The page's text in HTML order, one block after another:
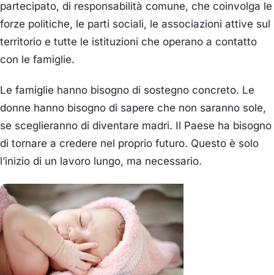
partecipato, di responsabilità comune, che coinvolga le
forze politiche, le parti sociali, le associazioni attive sul
territorio e tutte le istituzioni che operano a contatto
con le famiglie.
Le famiglie hanno bisogno di sostegno concreto. Le
donne hanno bisogno di sapere che non saranno sole,
se sceglieranno di diventare madri. Il Paese ha bisogno
di tornare a credere nel proprio futuro. Questo è solo
l’inizio di un lavoro lungo, ma necessario.